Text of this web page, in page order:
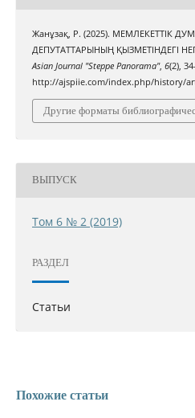
Жанұзақ, Р. (2025). МЕМЛЕКЕТТІК
ДЕПУТАТТАРЫНЫҢ ҚЫЗМЕТІНДЕГІ
Asian Journal "Steppe Panorama", 6(2),
http://ajspiie.com/index.php/history/
Другие форматы
ВЫПУСК
Том 6 № 2 (2019)
РАЗДЕЛ
Статьи
Похожие статьи